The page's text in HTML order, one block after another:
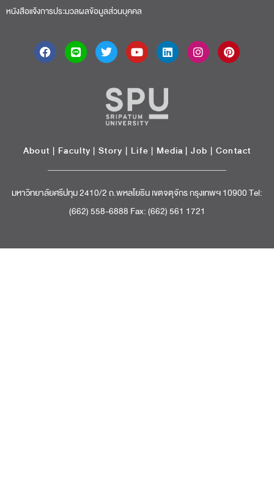
หนังสือแจ้งการประมวลผลข้อมูลส่วนบุคคล
About | Faculty | Story | Life | Media |Job | Contact
มหาวิทยาลัยศรีปทุม 2410/2 ถ.พหลโยธิน เขตจตุจักร กรุงเทพฯ 10900 Tel:
(662) 558-6888 Fax: (662) 561 1721